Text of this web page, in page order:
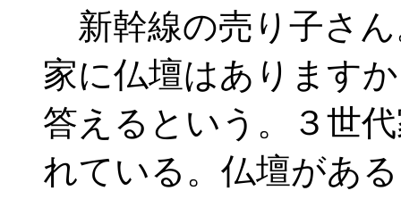
新幹線の売り子さ
家に仏壇はあります
答えるという。３世
れている。仏壇があ